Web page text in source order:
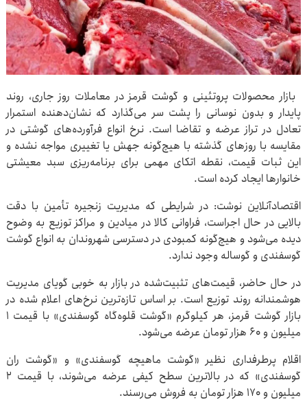
بازار محصولات پروتئینی و گوشت قرمز در معاملات روز جاری، روند
پایدار و بدون نوسانی را پشت سر می‌گذارد که نشان‌دهنده استمرار
تعادل در تراز عرضه و تقاضا است. نرخ انواع فرآورده‌های گوشتی در
مقایسه با روزهای گذشته با هیچ‌گونه جهش یا تغییری مواجه نشده و
این ثبات قیمت، نقطه اتکای مهمی برای برنامه‌ریزی سبد معیشتی
خانوارها ایجاد کرده است.
اقتصادآنلاین نوشت: در شرایطی که مدیریت زنجیره تأمین با دقت
بالایی در حال اجراست، فراوانی کالا در میادین و مراکز توزیع به وضوح
دیده می‌شود و هیچ‌گونه کمبودی در دسترسی شهروندان به انواع گوشت
گوسفندی و گوساله وجود ندارد.
در حال حاضر، قیمت‌های تثبیت‌شده در بازار به خوبی گویای مدیریت
هوشمندانه روند توزیع است. بر اساس تازه‌ترین نرخ‌های اعلام شده در
بازار گوشت قرمز، هر کیلوگرم «گوشت قلوه‌گاه گوسفندی» با قیمت ۱
میلیون و ۶۰ هزار تومان عرضه می‌شود.
اقلام پرطرفداری نظیر «گوشت ماهیچه گوسفندی» و «گوشت ران
گوسفندی» که در بالاترین سطح کیفی عرضه می‌شوند، با قیمت ۲
میلیون و ۱۷۰ هزار تومان به فروش می‌رسند.